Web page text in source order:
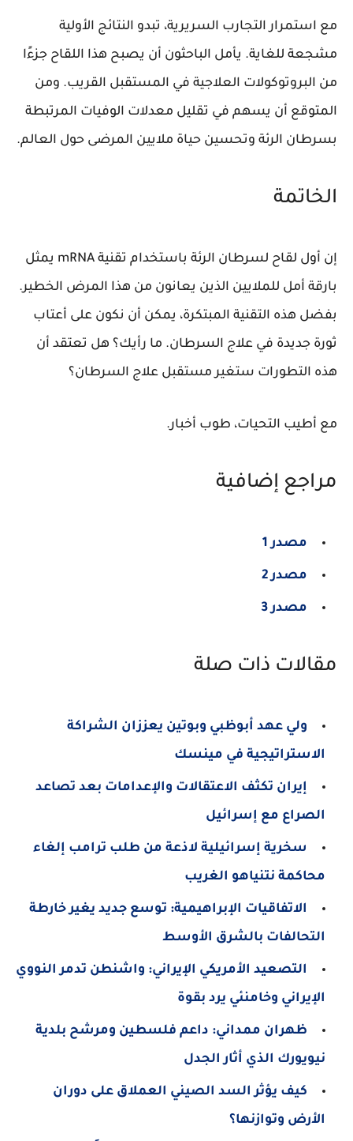
مع استمرار التجارب السريرية، تبدو النتائج الأولية
مشجعة للغاية. يأمل الباحثون أن يصبح هذا اللقاح جزءًا
من البروتوكولات العلاجية في المستقبل القريب. ومن
المتوقع أن يسهم في تقليل معدلات الوفيات المرتبطة
بسرطان الرئة وتحسين حياة ملايين المرضى حول العالم.
الخاتمة
إن أول لقاح لسرطان الرئة باستخدام تقنية mRNA يمثل
بارقة أمل للملايين الذين يعانون من هذا المرض الخطير.
بفضل هذه التقنية المبتكرة، يمكن أن نكون على أعتاب
ثورة جديدة في علاج السرطان. ما رأيك؟ هل تعتقد أن
هذه التطورات ستغير مستقبل علاج السرطان؟
مع أطيب التحيات، طوب أخبار.
مراجع إضافية
مصدر 1
مصدر 2
مصدر 3
مقالات ذات صلة
ولي عهد أبوظبي وبوتين يعززان الشراكة
الاستراتيجية في مينسك
إيران تكثف الاعتقالات والإعدامات بعد تصاعد
الصراع مع إسرائيل
سخرية إسرائيلية لاذعة من طلب ترامب إلغاء
محاكمة نتنياهو الغريب
الاتفاقيات الإبراهيمية: توسع جديد يغير خارطة
التحالفات بالشرق الأوسط
التصعيد الأمريكي الإيراني: واشنطن تدمر النووي
الإيراني وخامنئي يرد بقوة
ظهران ممداني: داعم فلسطين ومرشح بلدية
نيويورك الذي أثار الجدل
كيف يؤثر السد الصيني العملاق على دوران
الأرض وتوازنها؟